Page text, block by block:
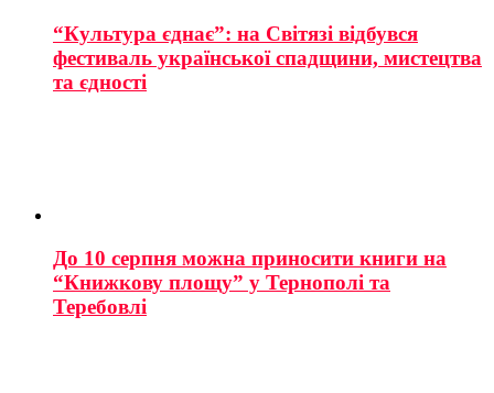
“Культура єднає”: на Світязі відбувся
фестиваль української спадщини, мистецтва
та єдності
До 10 серпня можна приносити книги на
“Книжкову площу” у Тернополі та
Теребовлі